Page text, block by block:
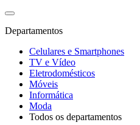
Departamentos
Celulares e Smartphones
TV e Vídeo
Eletrodomésticos
Móveis
Informática
Moda
Todos os departamentos